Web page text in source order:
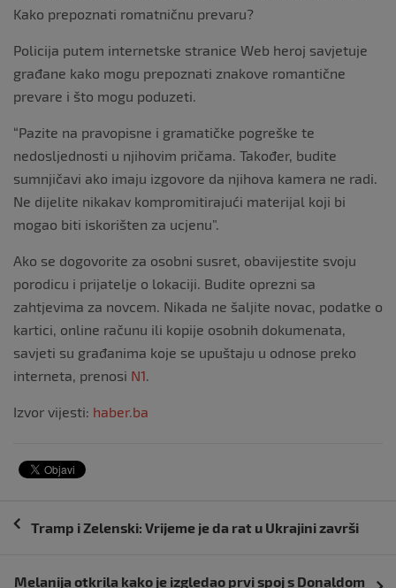
Kako prepoznati romatničnu prevaru?
Policija putem internetske stranice Web heroj savjetuje
građane kako mogu prepoznati znakove romantične
prevare i što mogu poduzeti.
“Pazite na pravopisne i gramatičke pogreške te
nedosljednosti u njihovim pričama. Također, budite
sumnjičavi ako imaju izgovore da njihova kamera ne radi.
Ne dijelite nikakav kompromitirajući materijal koji bi
mogao biti iskorišten za ucjenu”.
Ako se dogovorite za osobni susret, obavijestite svoju
porodicu i prijatelje o lokaciji. Budite oprezni sa
zahtjevima za novcem. Nikada ne šaljite novac, podatke o
kartici, online računu ili kopije osobnih dokumenata,
savjeti su građanima koje se upuštaju u odnose preko
interneta, prenosi N1
Izvor vijesti: haber.ba
Navigacija
objava
Tramp i Zelenski: Vrijeme je da rat u Ukrajini završi
Melanija otkrila kako je izgledao prvi spoj s Donaldom